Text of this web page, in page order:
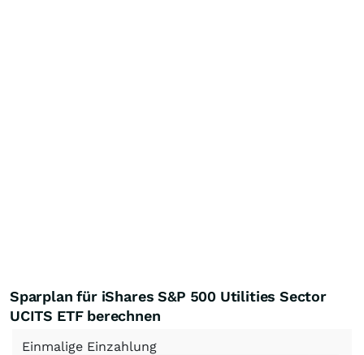
Sparplan für iShares S&P 500 Utilities Sector
UCITS ETF berechnen
Einmalige Einzahlung